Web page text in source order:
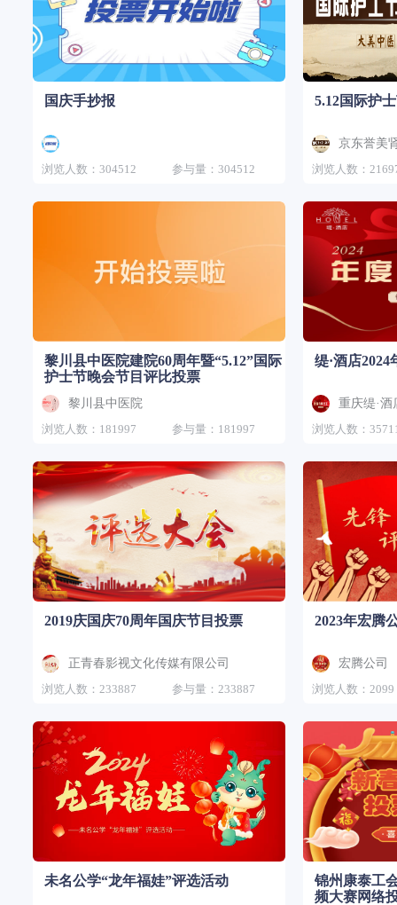
国庆手抄报
浏览人数：304512 参与量：304512
5.12国际护
京东誉美
浏览人数：
黎川县中医院建院60周年暨“5.12”国际
护士节晚会节目评比投票
黎川县中医院
浏览人数：181997
参与量：181997
缇·酒店
重庆缇·酒
浏览人数：
2019庆国庆70周年国庆节目投票
正青春影视文化传媒有限公司
浏览人数：233887
参与量：233887
2023年宏腾
宏腾公司
浏览人数：2099
未名公学“龙年福娃”评选活动
锦州康泰工
频大赛网络